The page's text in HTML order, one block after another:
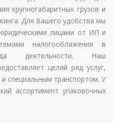
крупногабаритных грузов и
Для Вашего удобства мы
лицами от ИП и
налогооблажения в
деятельности. Наш
целяй ряд услуг,
специальным транспортом. У
ассортимент упаковочных